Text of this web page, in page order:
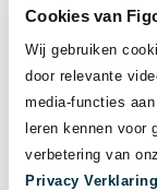
Cookies van
Wij gebruiken
door relevante
media-functies
leren kennen voor
verbetering van
Privacy Verklaring